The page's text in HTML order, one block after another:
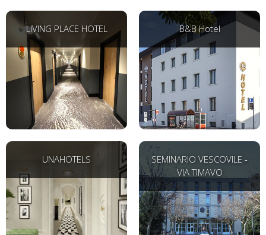
LIVING PLACE HOTEL B&B Hotel
UNAHOTELS
SEMINARIO VESCOVILE -
VIA TIMAVO